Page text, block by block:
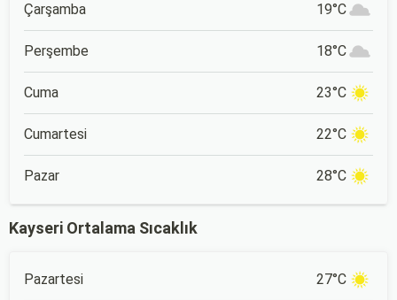
Çarşamba 19°C
Perşembe 18°C
Cuma 23°C
Cumartesi 22°C
Pazar 28°C
Kayseri Ortalama Sıcaklık
Pazartesi 27°C